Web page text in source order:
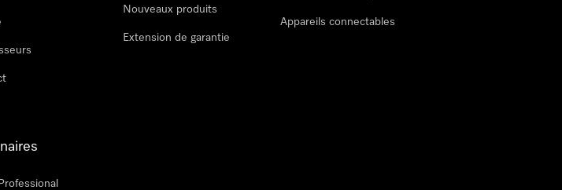
Nouveaux produits
Extension de garantie
Appareils connectables